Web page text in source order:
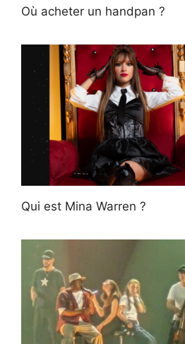
Où acheter un handpan ?
Qui est Mina Warren ?